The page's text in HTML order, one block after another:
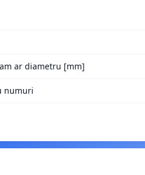
ar diametru [mm]
numuri